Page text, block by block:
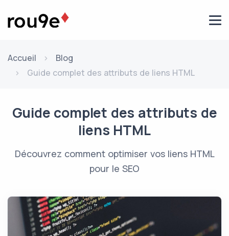
Accueil
Blog
Guide complet des attributs de liens HTML
Guide complet des attributs de
liens HTML
Découvrez comment optimiser vos liens HTML
pour le SEO